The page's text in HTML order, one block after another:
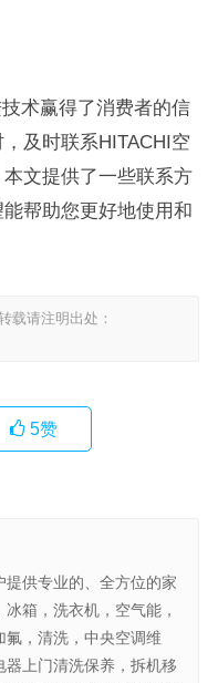
术赢得了消费者的信
及时联系HITACHI空
文提供了一些联系方
帮助您更好地使用和
载请注明出处：
5赞
供专业的、全方位的家
箱，洗衣机，空气能，
，清洗，中央空调维
上门清洗保养，拆机移